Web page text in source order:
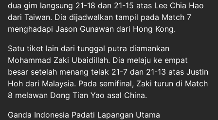
dua gim langsung 21-18 dan 21-15 atas Lee Chia Hao
dari Taiwan. Dia dijadwalkan tampil pada Match 7
menghadapi Jason Gunawan dari Hong Kong.
Satu tiket lain dari tunggal putra diamankan
Mohammad Zaki Ubaidillah. Dia melaju ke empat
besar setelah menang telak 21-7 dan 21-13 atas Justin
Hoh dari Malaysia. Pada semifinal, Zaki turun di Match
8 melawan Dong Tian Yao asal China.
Ganda Indonesia Padati Lapangan Utama